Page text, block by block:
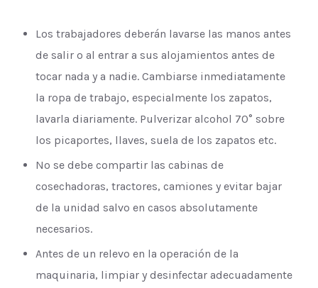
Los trabajadores deberán lavarse las manos antes
de salir o al entrar a sus alojamientos antes de
tocar nada y a nadie. Cambiarse inmediatamente
la ropa de trabajo, especialmente los zapatos,
lavarla diariamente. Pulverizar alcohol 70° sobre
los picaportes, llaves, suela de los zapatos etc.
No se debe compartir las cabinas de
cosechadoras, tractores, camiones y evitar bajar
de la unidad salvo en casos absolutamente
necesarios.
Antes de un relevo en la operación de la
maquinaria, limpiar y desinfectar adecuadamente